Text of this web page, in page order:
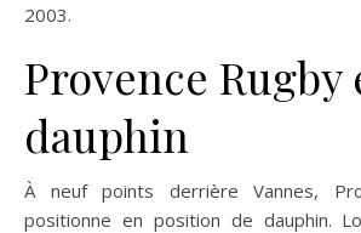
2003.
Provence Rugby
dauphin
À neuf points derrière Vannes,
positionne en position de dauphin.